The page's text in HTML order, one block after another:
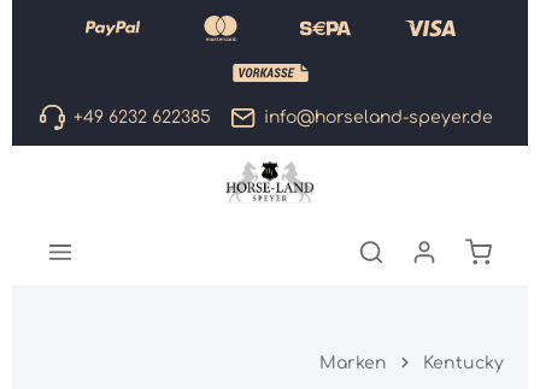
Zum Hauptinhalt springen
+49 6232 622385 info@horseland-speyer.de
Marken Kentucky